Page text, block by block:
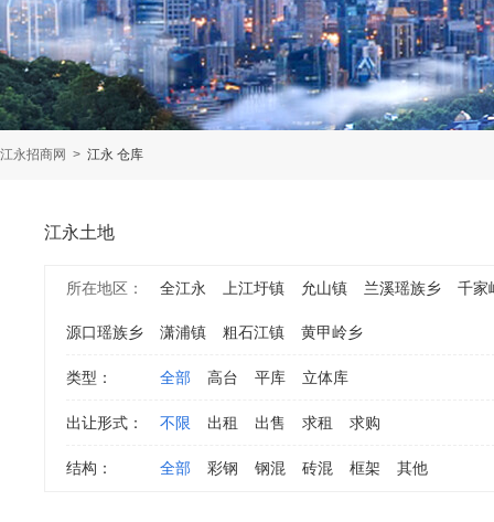
江永招商网 > 江永 仓库
江永土地
所在地区： 全江永 上江圩镇 允山镇 兰溪瑶族乡 千家
源口瑶族乡 潇浦镇 粗石江镇 黄甲岭乡
类型： 全部 高台 平库 立体库
出让形式： 不限 出租 出售 求租 求购
结构： 全部 彩钢 钢混 砖混 框架 其他